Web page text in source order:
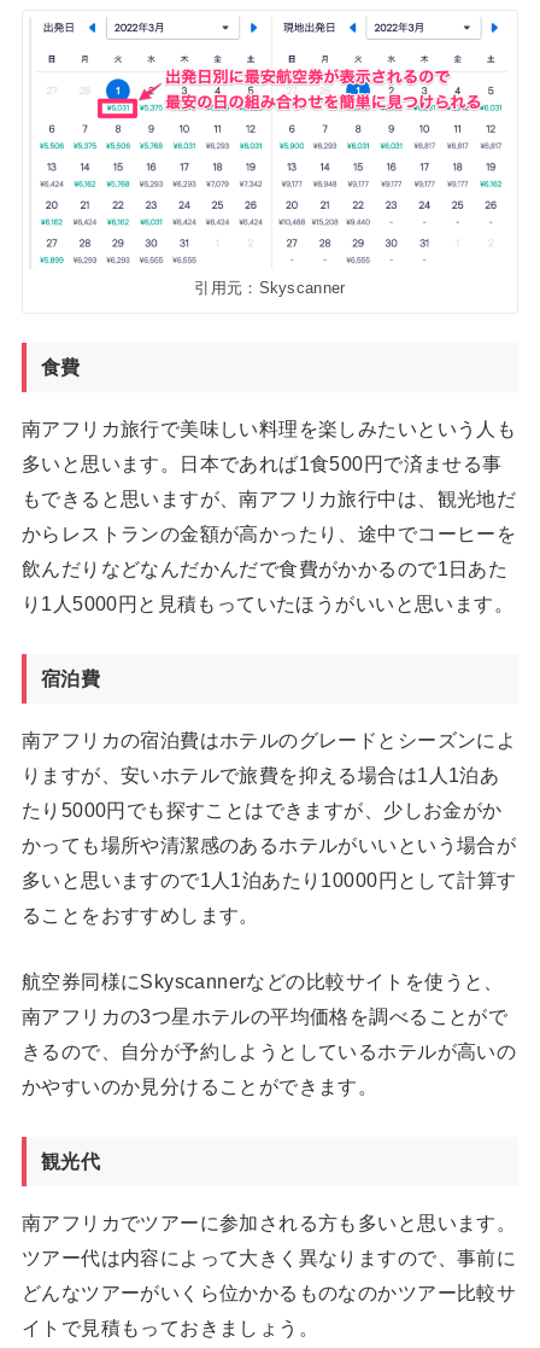
引用元：Skyscanner
食費
南アフリカ旅行で美味しい料理を楽しみたいという人も
多いと思います。日本であれば1食500円で済ませる事
もできると思いますが、南アフリカ旅行中は、観光地だ
からレストランの金額が高かったり、途中でコーヒーを
飲んだりなどなんだかんだで食費がかかるので1日あた
り1人5000円と見積もっていたほうがいいと思います。
宿泊費
南アフリカの宿泊費はホテルのグレードとシーズンによ
りますが、安いホテルで旅費を抑える場合は1人1泊あ
たり5000円でも探すことはできますが、少しお金がか
かっても場所や清潔感のあるホテルがいいという場合が
多いと思いますので1人1泊あたり10000円として計算す
ることをおすすめします。
航空券同様にSkyscannerなどの比較サイトを使うと、
南アフリカの3つ星ホテルの平均価格を調べることがで
きるので、自分が予約しようとしているホテルが高いの
かやすいのか見分けることができます。
観光代
南アフリカでツアーに参加される方も多いと思います。
ツアー代は内容によって大きく異なりますので、事前に
どんなツアーがいくら位かかるものなのかツアー比較サ
イトで見積もっておきましょう。